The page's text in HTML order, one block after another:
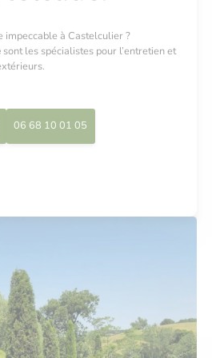
impeccable à Castelculier ?
sont les spécialistes pour l’entretien et
06 68 10 01 05